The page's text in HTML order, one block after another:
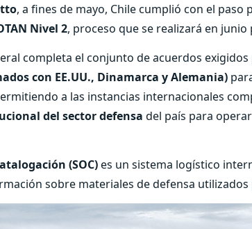
, a fines de mayo, Chile cumplió con el
Nivel 2, proceso que se realizará en junio
completa el conjunto de acuerdos exigidos
con EE.UU., Dinamarca y Alemania)
a las instancias internacionales
del sector defensa del país para
(SOC)es un sistema logístico
sobre materiales de defensa utilizados